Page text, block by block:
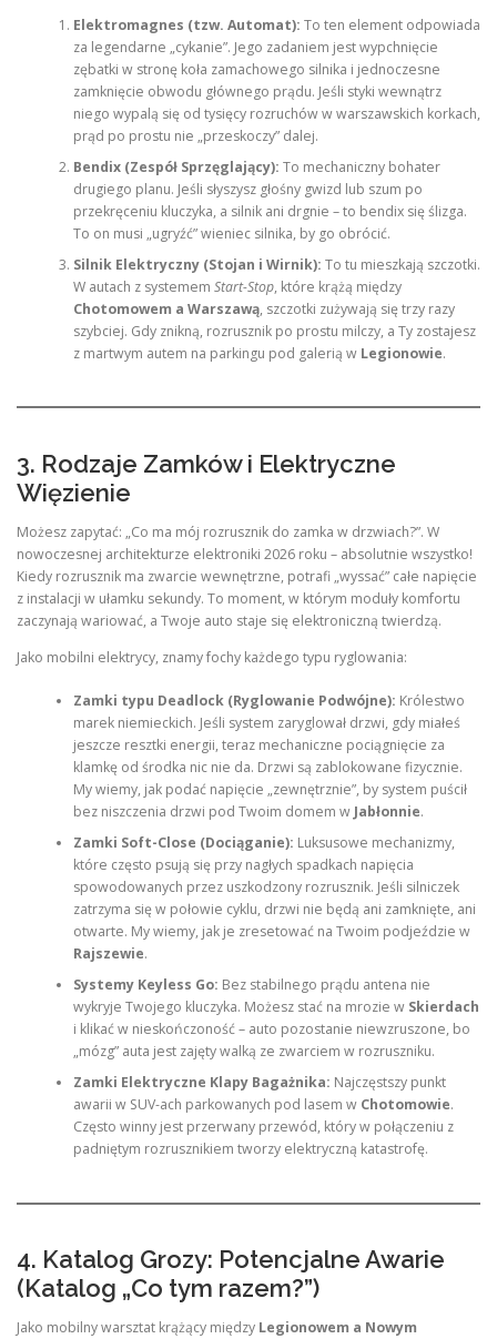
Elektromagnes (tzw. Automat): To ten element odpowiada
za legendarne „cykanie”. Jego zadaniem jest wypchnięcie
zębatki w stronę koła zamachowego silnika i jednoczesne
zamknięcie obwodu głównego prądu. Jeśli styki wewnątrz
niego wypalą się od tysięcy rozruchów w warszawskich korkach,
prąd po prostu nie „przeskoczy” dalej.
Bendix (Zespół Sprzęglający): To mechaniczny bohater
drugiego planu. Jeśli słyszysz głośny gwizd lub szum po
przekręceniu kluczyka, a silnik ani drgnie – to bendix się ślizga.
To on musi „ugryźć” wieniec silnika, by go obrócić.
Silnik Elektryczny (Stojan i Wirnik): To tu mieszkają szczotki.
W autach z systemem Start-Stop, które krążą między
Chotomowem a Warszawą, szczotki zużywają się trzy razy
szybciej. Gdy znikną, rozrusznik po prostu milczy, a Ty zostajesz
z martwym autem na parkingu pod galerią w Legionowie.
3. Rodzaje Zamków i Elektryczne
Więzienie
Możesz zapytać: „Co ma mój rozrusznik do zamka w drzwiach?”. W
nowoczesnej architekturze elektroniki 2026 roku – absolutnie wszystko!
Kiedy rozrusznik ma zwarcie wewnętrzne, potrafi „wyssać” całe napięcie
z instalacji w ułamku sekundy. To moment, w którym moduły komfortu
zaczynają wariować, a Twoje auto staje się elektroniczną twierdzą.
Jako mobilni elektrycy, znamy fochy każdego typu ryglowania:
Zamki typu Deadlock (Ryglowanie Podwójne): Królestwo
marek niemieckich. Jeśli system zaryglował drzwi, gdy miałeś
jeszcze resztki energii, teraz mechaniczne pociągnięcie za
klamkę od środka nic nie da. Drzwi są zablokowane fizycznie.
My wiemy, jak podać napięcie „zewnętrznie”, by system puścił
bez niszczenia drzwi pod Twoim domem w Jabłonnie.
Zamki Soft-Close (Dociąganie): Luksusowe mechanizmy,
które często psują się przy nagłych spadkach napięcia
spowodowanych przez uszkodzony rozrusznik. Jeśli silniczek
zatrzyma się w połowie cyklu, drzwi nie będą ani zamknięte, ani
otwarte. My wiemy, jak je zresetować na Twoim podjeździe w
Rajszewie.
Systemy Keyless Go: Bez stabilnego prądu antena nie
wykryje Twojego kluczyka. Możesz stać na mrozie w Skierdach
i klikać w nieskończoność – auto pozostanie niewzruszone, bo
„mózg” auta jest zajęty walką ze zwarciem w rozruszniku.
Zamki Elektryczne Klapy Bagażnika: Najczęstszy punkt
awarii w SUV-ach parkowanych pod lasem w Chotomowie.
Często winny jest przerwany przewód, który w połączeniu z
padniętym rozrusznikiem tworzy elektryczną katastrofę.
4. Katalog Grozy: Potencjalne Awarie
(Katalog „Co tym razem?”)
Jako mobilny warsztat krążący między Legionowem a Nowym